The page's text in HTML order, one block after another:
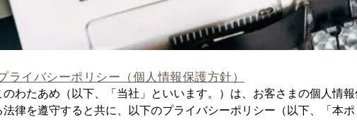
ライバシーポリシー（個人情報保護方針）
のわたあめ（以下、「当社」といいます。）は、お客さまの個人情
法律を遵守すると共に、以下のプライバシーポリシー（以下、「本